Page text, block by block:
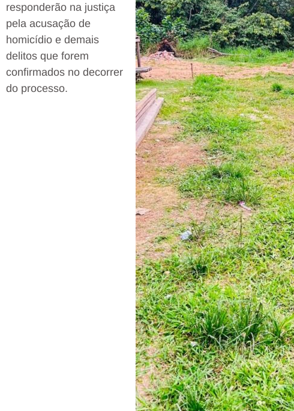
responderão na justiça
pela acusação de
homicídio e demais
delitos que forem
confirmados no decorrer
do processo.